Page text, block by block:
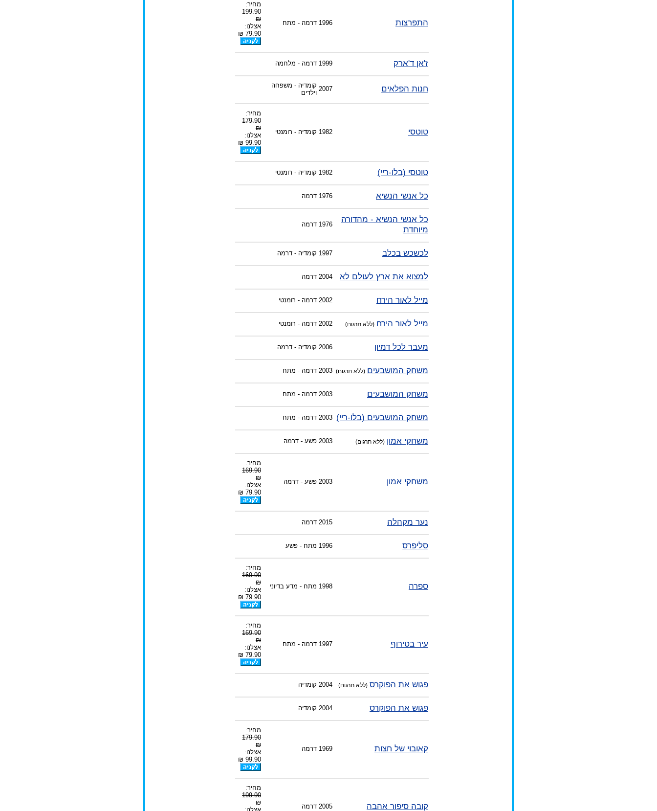
התפרצות 1996 דרמה - מתח
מחיר:
199.90
₪
אצלנו:
79.90 ₪
ז'אן ד'ארק 1999 דרמה - מלחמה
חנות הפלאים 2007 קומדיה - משפחה
וילדים
טוטסי 1982 קומדיה - רומנטי
מחיר:
179.90
₪
אצלנו:
99.90 ₪
טוטסי (בלו-ריי) 1982 קומדיה - רומנטי
כל אנשי הנשיא 1976 דרמה
כל אנשי הנשיא - מהדורה
מיוחדת
1976 דרמה
לכשכש בכלב 1997 קומדיה - דרמה
למצוא את ארץ לעולם לא 2004 דרמה
מייל לאור הירח 2002 דרמה - רומנטי
מייל לאור הירח (ללא תרגום) 2002 דרמה - רומנטי
מעבר לכל דמיון 2006 קומדיה - דרמה
משחק המושבעים (ללא תרגום) 2003 דרמה - מתח
משחק המושבעים 2003 דרמה - מתח
משחק המושבעים (בלו-ריי) 2003 דרמה - מתח
משחקי אמון (ללא תרגום) 2003 פשע - דרמה
משחקי אמון 2003 פשע - דרמה
מחיר:
169.90
₪
אצלנו:
79.90 ₪
נער מקהלה 2015 דרמה
סליפרס 1996 מתח - פשע
ספרה 1998 מתח - מדע בדיוני
מחיר:
169.90
₪
אצלנו:
79.90 ₪
עיר בטירוף 1997 דרמה - מתח
מחיר:
169.90
₪
אצלנו:
79.90 ₪
פגוש את הפוקרס (ללא תרגום) 2004 קומדיה
פגוש את הפוקרס 2004 קומדיה
קאובוי של חצות 1969 דרמה
מחיר:
179.90
₪
אצלנו:
99.90 ₪
קובה סיפור אהבה 2005 דרמה
מחיר:
199.90
₪